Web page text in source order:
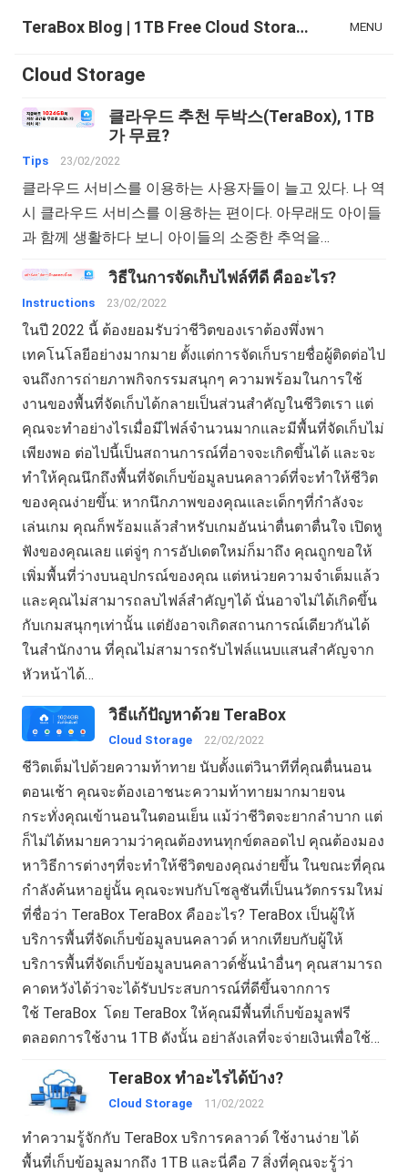
TeraBox Blog | 1TB Free Cloud Storage & All-in-One AI Space MENU
Cloud Storage
클라우드 추천 두박스(TeraBox), 1TB
가 무료?
Tips 23/02/2022
클라우드 서비스를 이용하는 사용자들이 늘고 있다. 나 역
시 클라우드 서비스를 이용하는 편이다. 아무래도 아이들
과 함께 생활하다 보니 아이들의 소중한 추억을…
วิธีในการจัดเก็บไฟล์ที่ดี คืออะไร?
Instructions 23/02/2022
ในปี 2022 นี้ ต้องยอมรับว่าชีวิตของเราต้องพึ่งพา
เทคโนโลยีอย่างมากมาย ตั้งแต่การจัดเก็บรายชื่อผู้ติดต่อไป
จนถึงการถ่ายภาพกิจกรรมสนุกๆ ความพร้อมในการใช้
งานของพื้นที่จัดเก็บได้กลายเป็นส่วนสำคัญในชีวิตเรา แต่
คุณจะทำอย่างไรเมื่อมีไฟล์จำนวนมากและมีพื้นที่จัดเก็บไม่
เพียงพอ ต่อไปนี้เป็นสถานการณ์ที่อาจจะเกิดขึ้นได้ และจะ
ทำให้คุณนึกถึงพื้นที่จัดเก็บข้อมูลบนคลาวด์ที่จะทำให้ชีวิต
ของคุณง่ายขึ้น: หากนึกภาพของคุณและเด็กๆที่กำลังจะ
เล่นเกม คุณก็พร้อมแล้วสำหรับเกมอันน่าตื่นตาตื่นใจ เปิดหู
ฟังของคุณเลย แต่จู่ๆ การอัปเดตใหม่ก็มาถึง คุณถูกขอให้
เพิ่มพื้นที่ว่างบนอุปกรณ์ของคุณ แต่หน่วยความจำเต็มแล้ว
และคุณไม่สามารถลบไฟล์สำคัญๆได้ นั่นอาจไม่ได้เกิดขึ้น
กับเกมสนุกๆเท่านั้น แต่ยังอาจเกิดสถานการณ์เดียวกันได้
ในสำนักงาน ที่คุณไม่สามารถรับไฟล์แนบแสนสำคัญจาก
หัวหน้าได้…
วิธีแก้ปัญหาด้วย TeraBox
Cloud Storage 22/02/2022
ชีวิตเต็มไปด้วยความท้าทาย นับตั้งแต่วินาทีที่คุณตื่นนอน
ตอนเช้า คุณจะต้องเอาชนะความท้าทายมากมายจน
กระทั่งคุณเข้านอนในตอนเย็น แม้ว่าชีวิตจะยากลำบาก แต่
ก็ไม่ได้หมายความว่าคุณต้องทนทุกข์ตลอดไป คุณต้องมอง
หาวิธีการต่างๆที่จะทำให้ชีวิตของคุณง่ายขึ้น ในขณะที่คุณ
กำลังค้นหาอยู่นั้น คุณจะพบกับโซลูชันที่เป็นนวัตกรรมใหม่
ที่ชื่อว่า TeraBox TeraBox คืออะไร? TeraBox เป็นผู้ให้
บริการพื้นที่จัดเก็บข้อมูลบนคลาวด์ หากเทียบกับผู้ให้
บริการพื้นที่จัดเก็บข้อมูลบนคลาวด์ชั้นนำอื่นๆ คุณสามารถ
คาดหวังได้ว่าจะได้รับประสบการณ์ที่ดีขึ้นจากการ
ใช้ TeraBox โดย TeraBox ให้คุณมีพื้นที่เก็บข้อมูลฟรี
ตลอดการใช้งาน 1TB ดังนั้น อย่าลังเลที่จะจ่ายเงินเพื่อใช้…
TeraBox ทำอะไรได้บ้าง?
Cloud Storage 11/02/2022
ทำความรู้จักกับ TeraBox บริการคลาวด์ ใช้งานง่าย ได้
พื้นที่เก็บข้อมูลมากถึง 1TB และนี่คือ 7 สิ่งที่คุณจะรู้ว่า